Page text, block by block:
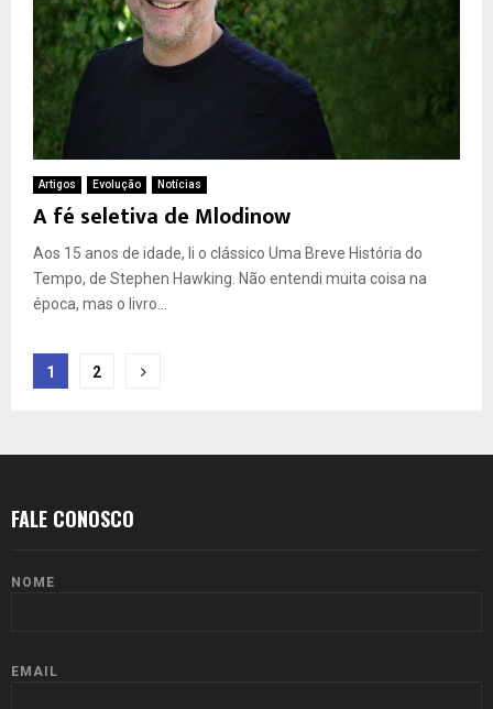
Artigos Evolução Notícias
A fé seletiva de Mlodinow
Aos 15 anos de idade, li o clássico Uma Breve História do
Tempo, de Stephen Hawking. Não entendi muita coisa na
época, mas o livro...
Paginação
posts
1 2
FALE CONOSCO
NOME
EMAIL